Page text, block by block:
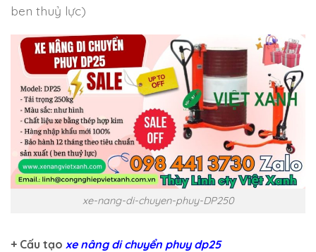
ben thuỷ lực)
xe-nang-di-chuyen-phuy-DP250
+ Cấu tạo xe nâng di chuyển phuy dp25